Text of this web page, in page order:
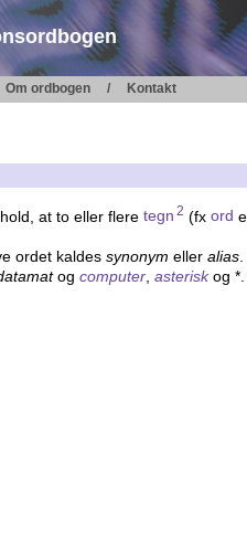
Om ordbogen Kontakt
at to eller flere tegn 2 (fxord
ordet kaldes synonym eller alias.
og computer, asteriskog *.